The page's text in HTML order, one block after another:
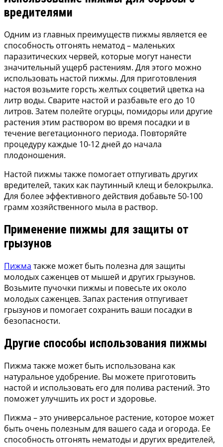
вредителями
Одним из главных преимуществ пижмы является ее
способность отгонять нематод – маленьких
паразитических червей, которые могут нанести
значительный ущерб растениям. Для этого можно
использовать настой пижмы. Для приготовления
настоя возьмите горсть желтых соцветий цветка на
литр воды. Сварите настой и разбавьте его до 10
литров. Затем полейте огурцы, помидоры или другие
растения этим раствором во время посадки и в
течение вегетационного периода. Повторяйте
процедуру каждые 10-12 дней до начала
плодоношения.
Настой пижмы также помогает отпугивать других
вредителей, таких как паутинный клещ и белокрылка.
Для более эффективного действия добавьте 50-100
грамм хозяйственного мыла в раствор.
Применение пижмы для защиты от
грызунов
Пижма также может быть полезна для защиты
молодых саженцев от мышей и других грызунов.
Возьмите пучочки пижмы и повесьте их около
молодых саженцев. Запах растения отпугивает
грызунов и помогает сохранить ваши посадки в
безопасности.
Другие способы использования пижмы
Пижма также может быть использована как
натуральное удобрение. Вы можете приготовить
настой и использовать его для полива растений. Это
поможет улучшить их рост и здоровье.
Пижма – это универсальное растение, которое может
быть очень полезным для вашего сада и огорода. Ее
способность отгонять нематоды и других вредителей,